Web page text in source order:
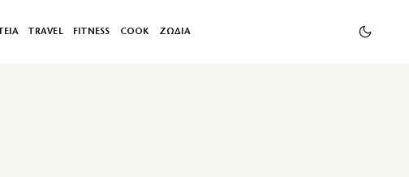
TRAVEL FITNESS COOK ΖΩΔΙΑ